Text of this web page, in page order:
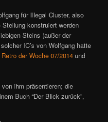
für Illegal Cluster, also
konstruiert werden
Steins (außer der
IC’s von Wolfgang hatte
Retro der Woche 07/2014 und
ihm präsentieren; die
Buch “Der Blick zurück”,